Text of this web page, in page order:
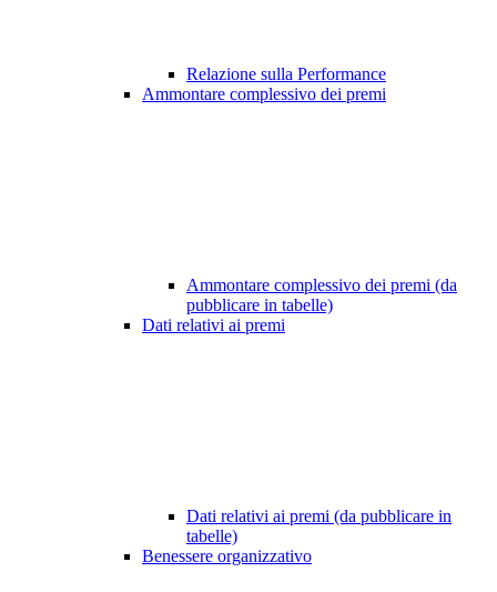
Relazione sulla Performance
Ammontare complessivo dei premi
Ammontare complessivo dei premi (da
pubblicare in tabelle)
Dati relativi ai premi
Dati relativi ai premi (da pubblicare in
tabelle)
Benessere organizzativo